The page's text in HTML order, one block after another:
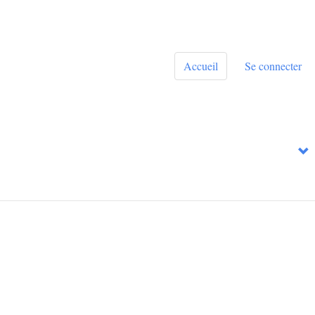
Accueil Se connecter